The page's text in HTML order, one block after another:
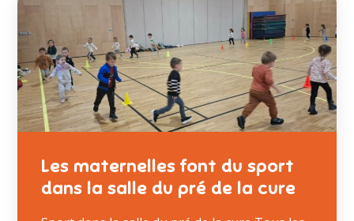
Les maternelles font du sport
dans la salle du pré de la cure